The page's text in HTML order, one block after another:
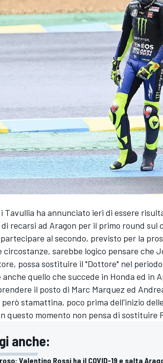
Tavullia ha annunciato ieri di essere
recarsi ad Aragon per il primo round
al secondo, previsto per la
circostanze, sarebbe logico pensare che
possa sostituire il "Dottore" nel
quello che succede in Honda ed in
il posto di Marc Marquez ed
però stamattina, poco prima dell'inizio
questo momento non pensa di sostituire
anche:
Valentino Rossi ha il COVID-19 e salta